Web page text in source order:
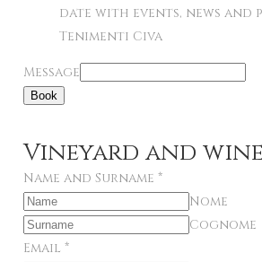
date with events, news and
Tenimenti Civa
Message
Book
Vineyard and
Name and Surname *
Nome
Cognome
Email *